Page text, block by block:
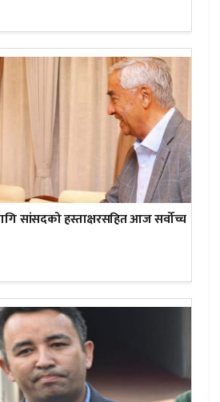
सांसदको हस्ताक्षरसहित आज सर्वोच्च